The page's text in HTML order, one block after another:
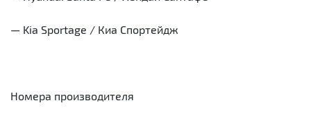
— Kia Sportage / Киа Спортейдж
Номера производителя